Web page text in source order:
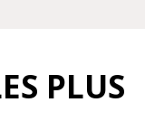
PLUS